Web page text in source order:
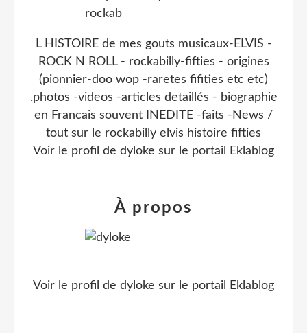
L HISTOIRE de mes gouts musicaux-ELVIS -
ROCK N ROLL - rockabilly-fifties - origines
(pionnier-doo wop -raretes fifities etc etc)
.photos -videos -articles detaillés - biographie
en Francais souvent INEDITE -faits -News /
tout sur le rockabilly elvis histoire fifties
Voir le profil de dyloke sur le portail Eklablog
À propos
Voir le profil de dyloke sur le portail Eklablog